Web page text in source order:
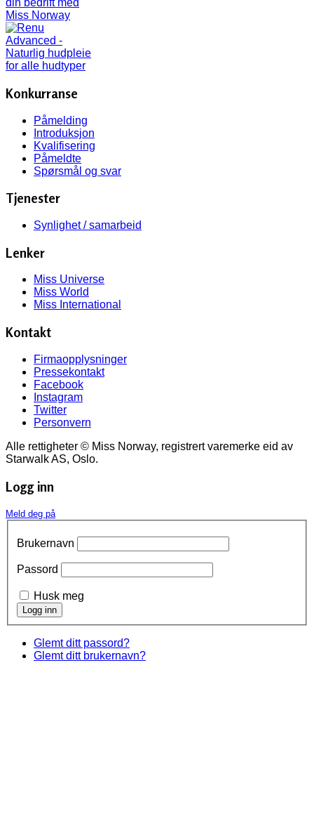
Konkurranse
Påmelding
Introduksjon
Kvalifisering
Påmeldte
Spørsmål og svar
Tjenester
Synlighet / samarbeid
Lenker
Miss Universe
Miss World
Miss International
Kontakt
Firmaopplysninger
Pressekontakt
Facebook
Instagram
Twitter
Personvern
Alle rettigheter © Miss Norway, registrert varemerke eid av
Starwalk AS, Oslo.
Logg inn
Meld deg på
Brukernavn
Passord
Husk meg
Glemt ditt passord?
Glemt ditt brukernavn?